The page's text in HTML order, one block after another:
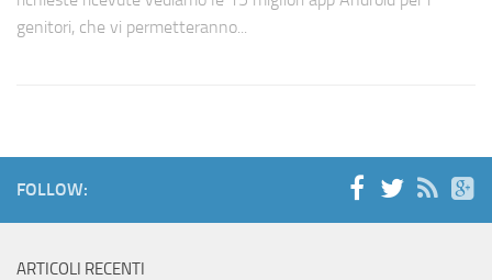
genitori, che vi permetteranno...
FOLLOW:
ARTICOLI RECENTI